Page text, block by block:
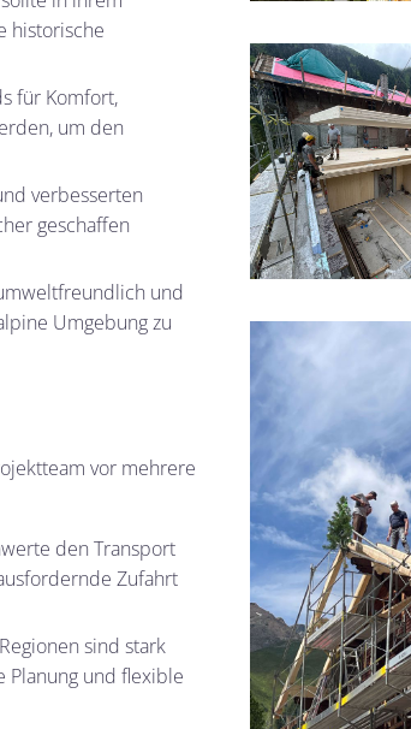
historische
für Komfort,
um den
verbesserten
geschaffen
und
Umgebung zu
vor mehrere
den Transport
Zufahrt
sind stark
Planung und flexible